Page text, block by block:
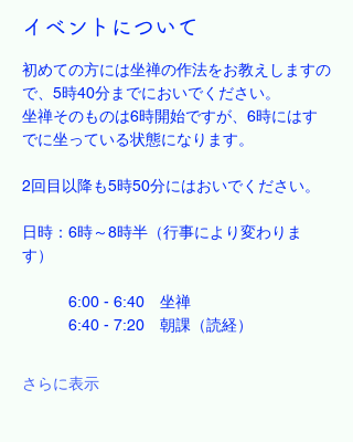
イベントについて
初めての方には坐禅の作法をお教えしますの
で、5時40分までにおいでください。
坐禅そのものは6時開始ですが、6時にはす
でに坐っている状態になります。
2回目以降も5時50分にはおいでください。
日時：6時～8時半（行事により変わりま
す）
6:00 - 6:40　坐禅
6:40 - 7:20　朝課（読経）
さらに表示